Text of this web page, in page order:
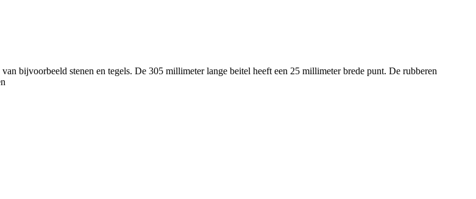
bijvoorbeeld stenen en tegels. De 305 millimeter lange beitel heeft een 25 millimeter brede punt. De rubberen